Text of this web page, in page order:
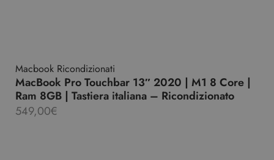
Macbook Ricondizionati
MacBook Pro Touchbar 13″ 2020 | M1 8 Core |
Ram 8GB | Tastiera italiana – Ricondizionato
549,00€